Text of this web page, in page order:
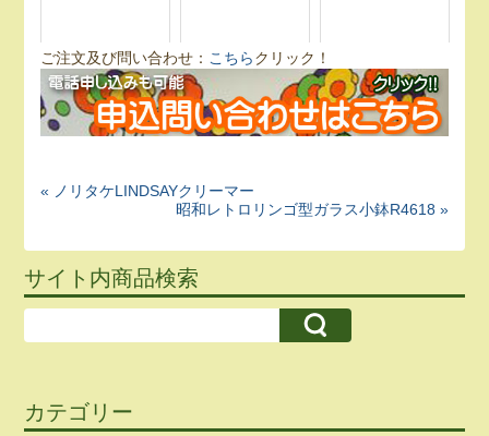
ご注文及び問い合わせ： こちらクリック！
« ノリタケLINDSAYクリーマー
昭和レトロリンゴ型ガラス小鉢R4618 »
サイト内商品検索
カテゴリー